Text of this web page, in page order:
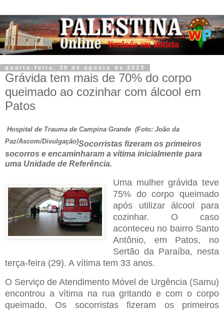
quarta-feira, 30 de agosto de 2023
Grávida tem mais de 70% do corpo
queimado ao cozinhar com álcool em
Patos
Hospital de Trauma de Campina Grande (Foto: João da
Paz/Ascom/Divulgação)Socorristas fizeram os primeiros
socorros e encaminharam a vítima inicialmente para
uma Unidade de Referência.
Uma mulher grávida teve
75% do corpo queimado
após utilizar álcool para
cozinhar. O caso
aconteceu no bairro Santo
Antônio, em Patos, no
Sertão da Paraíba, nesta
terça-feira (29). A vítima tem 33 anos.
O Serviço de Atendimento Móvel de Urgência (Samu)
encontrou a vítima na rua gritando e com o corpo
queimado. Os socorristas fizeram os primeiros